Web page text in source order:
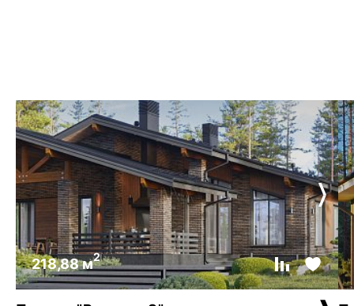
218,88 м2